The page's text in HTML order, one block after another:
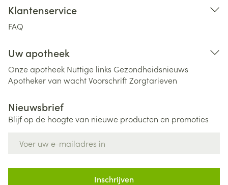
Klantenservice
FAQ
Uw apotheek
Onze apotheek Nuttige links Gezondheidsnieuws
Apotheker van wachtVoorschriftZorgtarieven
Nieuwsbrief
Blijf op de hoogte van nieuwe producten en promoties
Inschrijven